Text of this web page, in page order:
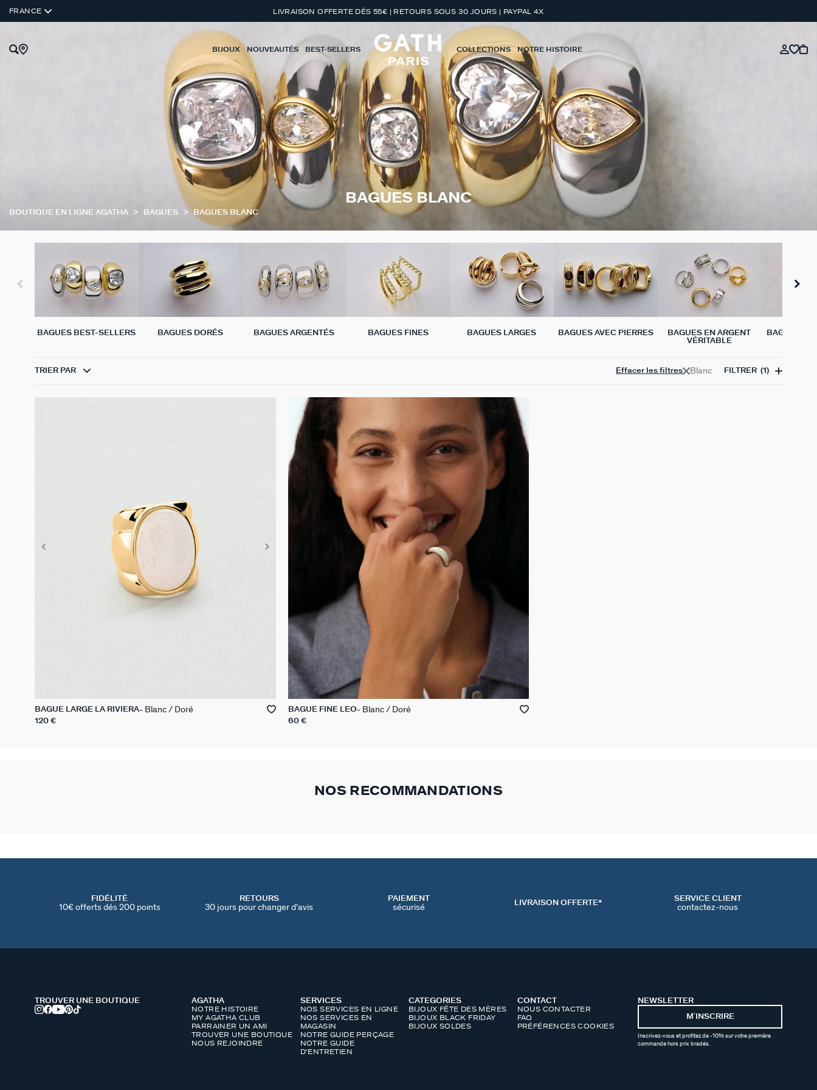
FRANCE LIVRAISON OFFERTE DÈS 55€ | RETOURS SOUS 30 JOURS | PAYPAL 4X
BIJOUX NOUVEAUTÉS BEST-SELLERS COLLECTIONS NOTRE HISTOIRE
BAGUES BLANC
BAGUES BEST-SELLERS BAGUES DORÉS BAGUES ARGENTÉS BAGUES FINES BAGUES LARGES BAGUES AVEC PIERRES
BAGUES EN ARGENT
VÉRITABLE
BAGUES
BOUTIQUE EN LIGNE AGATHA BAGUES BAGUES BLANC
TRIER PAR Blanc
Effacer les filtres FILTRER (1)
BAGUE LARGE LA RIVIERA Blanc / Doré
120 €
BAGUE FINE LEO Blanc / Doré
60 €
NOS RECOMMANDATIONS
FIDÉLITÉ
10€ offerts dés 200 points
RETOURS
30 jours pour changer d'avis
PAIEMENT
sécurisé LIVRAISON OFFERTE*
SERVICE CLIENT
contactez-nous
NEWSLETTER
MʼINSCRIRE
Inscrivez-vous et profitez de -10% sur votre première
commande hors prix bradés.
AGATHA
NOTRE HISTOIRE
MY AGATHA CLUB
PARRAINER UN AMI
TROUVER UNE BOUTIQUE
NOUS REJOINDRE
SERVICES
NOS SERVICES EN LIGNE
NOS SERVICES EN
MAGASIN
NOTRE GUIDE PERÇAGE
NOTRE GUIDE
D'ENTRETIEN
CATEGORIES
BIJOUX FÊTE DES MÈRES
BIJOUX BLACK FRIDAY
BIJOUX SOLDES
CONTACT
NOUS CONTACTER
FAQ
PRÉFÉRENCES COOKIES
TROUVER UNE BOUTIQUE